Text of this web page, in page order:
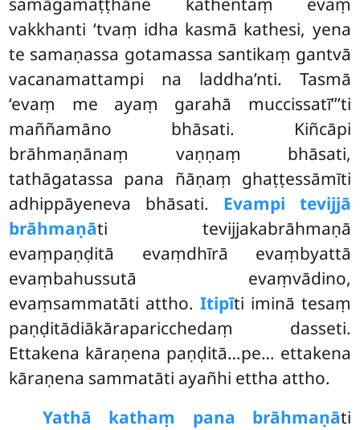
vakkhanti ‘tvaṃ idha kasmā kathesi, yena
te samaṇassa gotamassa santikaṃ gantvā
vacanamattampi na laddha’nti. Tasmā
‘evaṃ me ayaṃ garahā muccissatī’’’ti
maññamāno bhāsati. Kiñcāpi
brāhmaṇānaṃ vaṇṇaṃ bhāsati,
tathāgatassa pana ñāṇaṃ ghaṭṭessāmīti
adhippāyeneva bhāsati. Evampi tevijjā
brāhmaṇāti tevijjakabrāhmaṇā
evaṃpaṇḍitā evaṃdhīrā evaṃbyattā
evaṃbahussutā evaṃvādino,
evaṃsammatāti attho. Itipīti iminā tesaṃ
paṇḍitādiākāraparicchedaṃ dasseti.
Ettakena kāraṇena paṇḍitā…pe… ettakena
kāraṇena sammatāti ayañhi ettha attho.
Yathā kathaṃ pana brāhmaṇāti